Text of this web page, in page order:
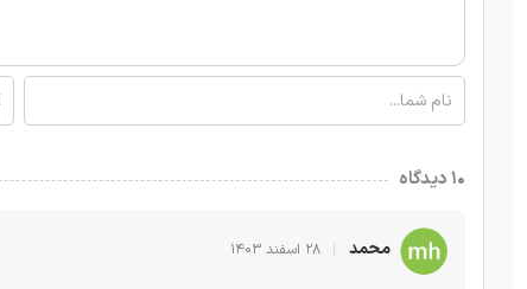
۱۰ دیدگاه
محمد ۲۸ اسفند ۱۴۰۳